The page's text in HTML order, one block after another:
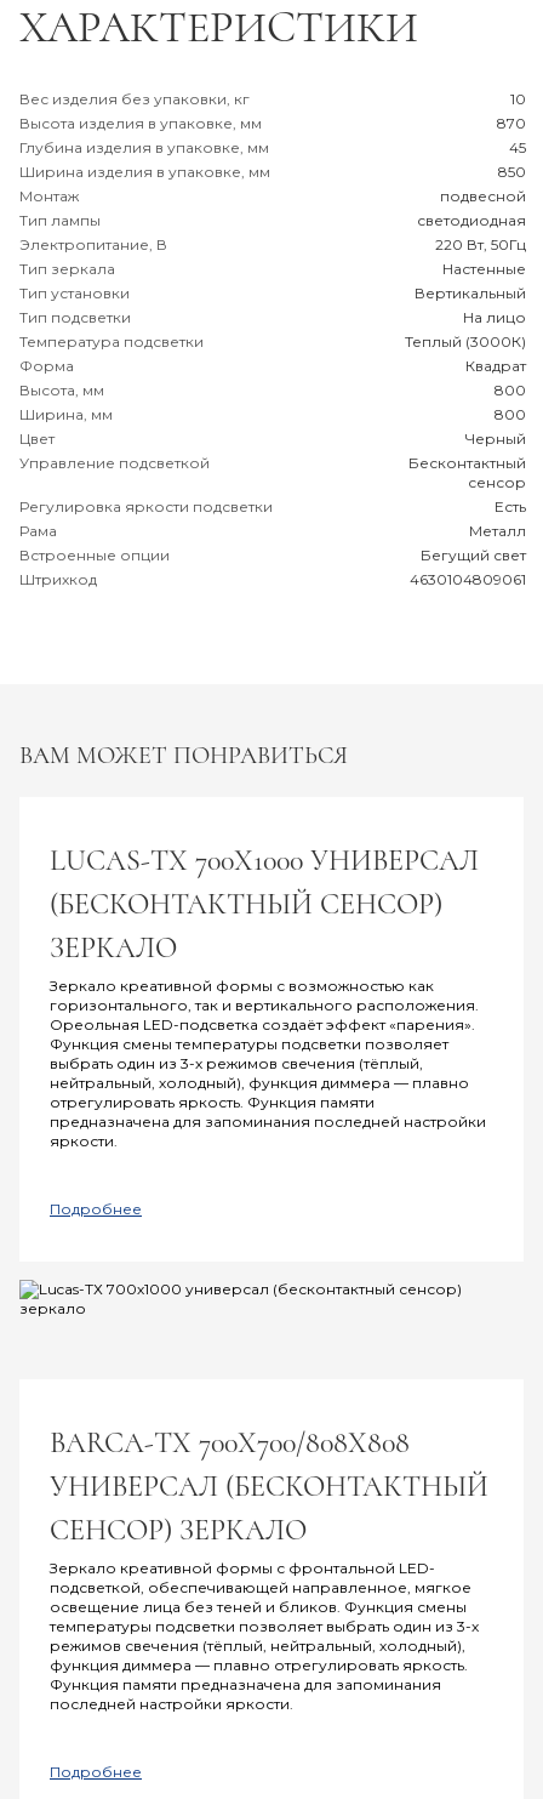
ХАРАКТЕРИСТИКИ
Вес изделия без упаковки, кг
10
Высота изделия в упаковке, мм
870
Глубина изделия в упаковке, мм
45
Ширина изделия в упаковке, мм
850
Монтаж
подвесной
Тип лампы
светодиодная
Электропитание, В
220 Вт, 50Гц
Тип зеркала
Настенные
Тип установки
Вертикальный
Тип подсветки
На лицо
Температура подсветки
Теплый (3000К)
Форма
Квадрат
Высота, мм
800
Ширина, мм
800
Цвет
Черный
Управление подсветкой
Бесконтактный
сенсор
Регулировка яркости подсветки
Есть
Рама
Металл
Встроенные опции
Бегущий свет
Штрихкод
4630104809061
ВАМ МОЖЕТ ПОНРАВИТЬСЯ
LUCAS-ТХ 700Х1000 УНИВЕРСАЛ
(БЕСКОНТАКТНЫЙ СЕНСОР)
ЗЕРКАЛО
Зеркало креативной формы с возможностью как
горизонтального, так и вертикального расположения.
Ореольная LED-подсветка создаёт эффект «парения».
Функция смены температуры подсветки позволяет
выбрать один из 3-х режимов свечения (тёплый,
нейтральный, холодный), функция диммера — плавно
отрегулировать яркость. Функция памяти
предназначена для запоминания последней настройки
яркости.
Подробнее
BARCA-ТХ 700Х700/808Х808
УНИВЕРСАЛ (БЕСКОНТАКТНЫЙ
СЕНСОР) ЗЕРКАЛО
Зеркало креативной формы с фронтальной LED-
подсветкой, обеспечивающей направленное, мягкое
освещение лица без теней и бликов. Функция смены
температуры подсветки позволяет выбрать один из 3-х
режимов свечения (тёплый, нейтральный, холодный),
функция диммера — плавно отрегулировать яркость.
Функция памяти предназначена для запоминания
последней настройки яркости.
Подробнее